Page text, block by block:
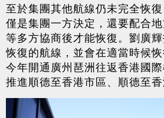
至於集團其他航線仍未完全恢
僅是集團一方決定，還要配合
等多方協商後才能恢復。劉廣
恢復的航線，並會在適當時候
今年開通廣州琶洲往返香港國
推進順德至香港市區、順德至香